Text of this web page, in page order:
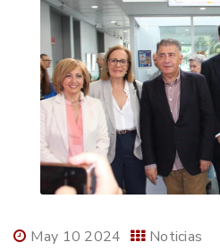
May 10 2024 Noticias